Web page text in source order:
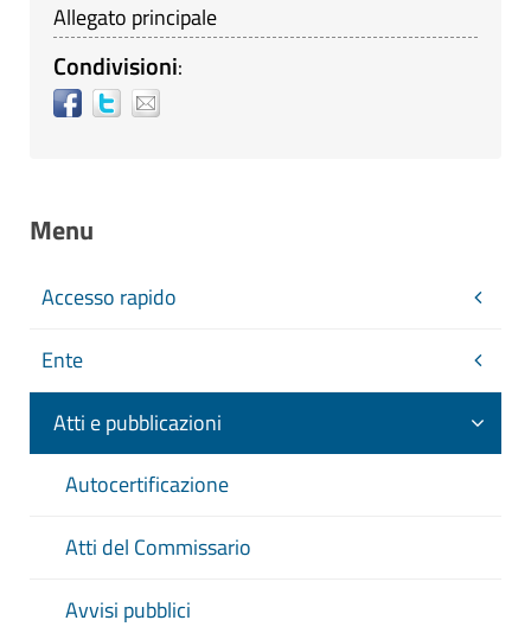
Allegato principale
Condivisioni:
Menu
Accesso rapido
Ente
Atti e pubblicazioni
Autocertificazione
Atti del Commissario
Avvisi pubblici